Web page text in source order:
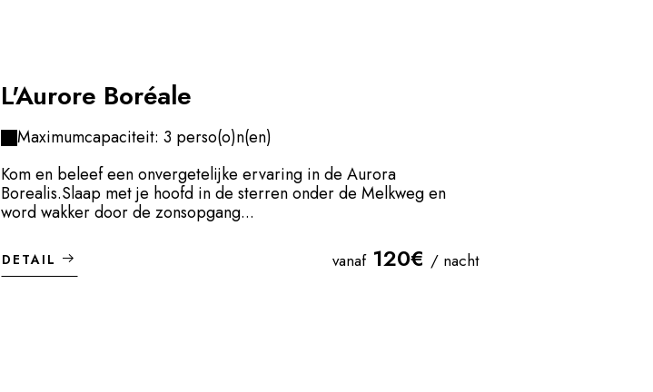
L'Aurore Boréale
Maximumcapaciteit: 3 perso(o)n(en)
Kom en beleef een onvergetelijke ervaring in de Aurora
Borealis.Slaap met je hoofd in de sterren onder de Melkweg en
word wakker door de zonsopgang...
DETAIL vanaf 120€ / nacht